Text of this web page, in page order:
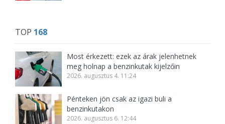
TOP 168
Most érkezett: ezek az árak jelenhetnek
meg holnap a benzinkutak kijelzőin
2026. augusztus 4. 11:24
Pénteken jön csak az igazi buli a
benzinkutakon
2026. augusztus 6. 12:44